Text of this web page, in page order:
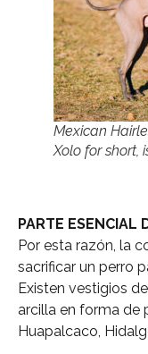
Mexican
Xolo for short,
PARTE ESENCIAL
Por esta razón, la
sacrificar un perro
Existen vestigios
arcilla en forma de
Huapalcaco,